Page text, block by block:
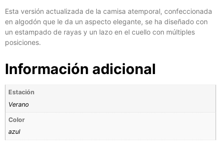
Esta versión actualizada de la camisa atemporal, confeccionada
en algodón que le da un aspecto elegante, se ha diseñado con
un estampado de rayas y un lazo en el cuello con múltiples
posiciones.
Información adicional
Estación
Verano
Color
azul